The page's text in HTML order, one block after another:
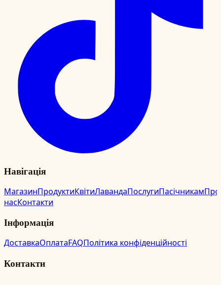
Навігація
МагазинПродуктиКвітиЛавандаПослугиПасічникамПро
насКонтакти
Інформація
ДоставкаОплатаFAQПолітика конфіденційності
Контакти